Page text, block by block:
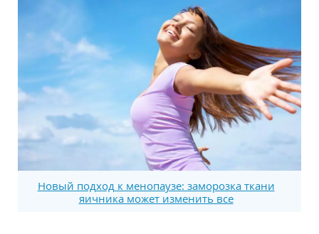
Новый подход к менопаузе: заморозка ткани
яичника может изменить все